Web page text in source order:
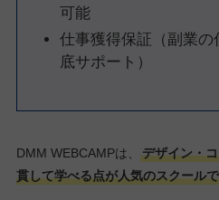
可能
仕事獲得保証（副業
底サポート）
DMM WEBCAMPは、
デザイン・
貫して学べる点が人気のスクール